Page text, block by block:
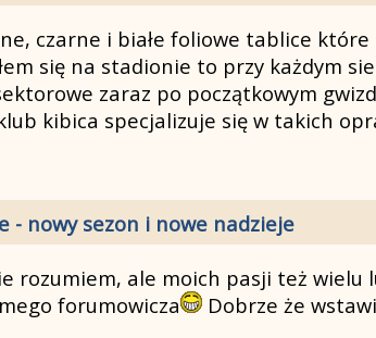
czarne i białe foliowe tablice
się na stadionie to przy każdym
zaraz po początkowym
kibica specjalizuje się w takich
- nowy sezon i nowe nadzieje
rozumiem, ale moich pasji też wielu
forumowicza
Dobrze że